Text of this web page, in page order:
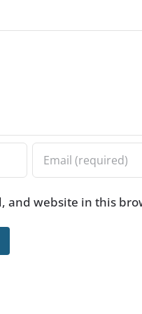
and website in this